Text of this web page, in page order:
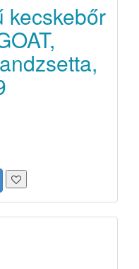
kecskebőr